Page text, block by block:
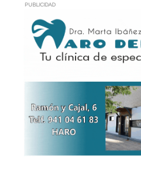
PUBLICIDAD